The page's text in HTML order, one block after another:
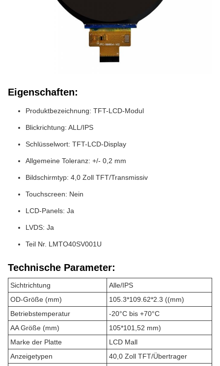
Eigenschaften:
Produktbezeichnung: TFT-LCD-Modul
Blickrichtung: ALL/IPS
Schlüsselwort: TFT-LCD-Display
Allgemeine Toleranz: +/- 0,2 mm
Bildschirmtyp: 4,0 Zoll TFT/Transmissiv
Touchscreen: Nein
LCD-Panels: Ja
LVDS: Ja
Teil Nr. LMTO40SV001U
Technische Parameter:
Sichtrichtung
Alle/IPS
OD-Größe (mm)
105.3*109.62*2.3 ((mm)
Betriebstemperatur
-20°C bis +70°C
AA Größe (mm)
105*101,52 mm)
Marke der Platte
LCD Mall
Anzeigetypen
40,0 Zoll TFT/Übertrager